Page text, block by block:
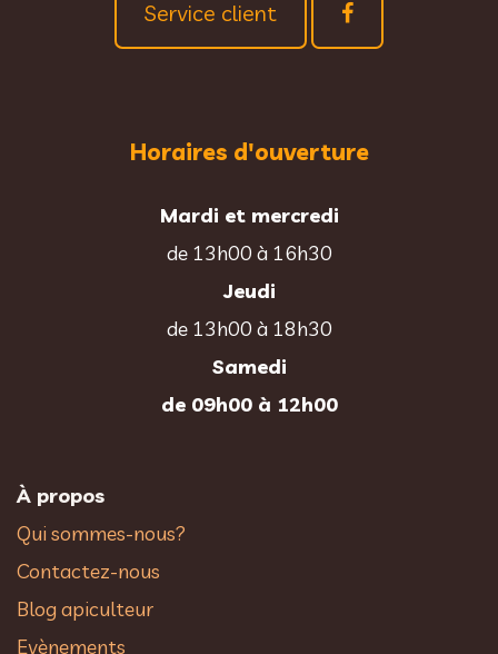
Service client
Horaires d'ouverture
Mardi et mercredi
de 13h00 à 16h30
Jeudi
de 13h00 à 18h30
Samedi
de 09h00 à 12h00
À propos
Qui sommes-nous?
Contactez-nous
Blog apiculteur
Evènements